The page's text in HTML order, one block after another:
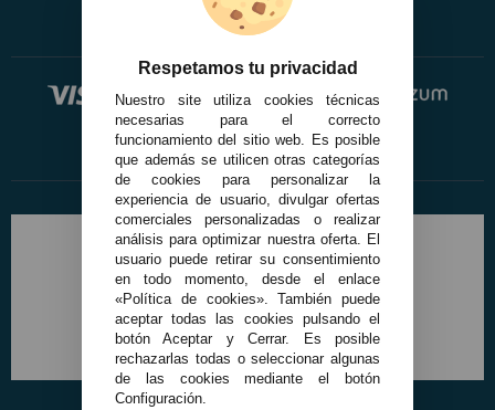
Respetamos tu privacidad
Nuestro site utiliza cookies técnicas
necesarias para el correcto
funcionamiento del sitio web. Es posible
que además se utilicen otras categorías
de cookies para personalizar la
experiencia de usuario, divulgar ofertas
comerciales personalizadas o realizar
análisis para optimizar nuestra oferta. El
usuario puede retirar su consentimiento
en todo momento, desde el enlace
«Política de cookies». También puede
aceptar todas las cookies pulsando el
botón Aceptar y Cerrar. Es posible
rechazarlas todas o seleccionar algunas
de las cookies mediante el botón
Configuración.